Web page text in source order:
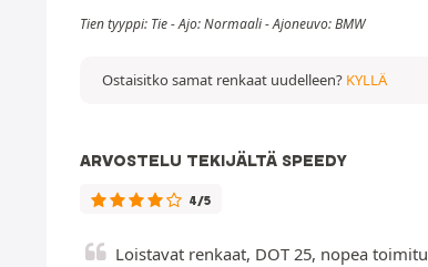
Tien tyyppi: Tie - Ajo: Normaali - Ajoneuvo: BMW
Ostaisitko samat renkaat uudelleen? KYLLÄ
ARVOSTELU TEKIJÄLTÄ SPEEDY
4/5
Loistavat renkaat, DOT 25, nopea